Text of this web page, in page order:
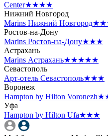
Center★★★★
Нижний Новгород
Marins Нижний Новгород
Ростов-на-Дону
Marins Ростов-на-Дону★★★
Астрахань
Marins Астрахань★★★★★
Севастополь
Арт-отель Севастополь★★★
Воронеж
Hampton by Hilton Voronezh
Уфа
Hampton by Hilton Ufa★★★